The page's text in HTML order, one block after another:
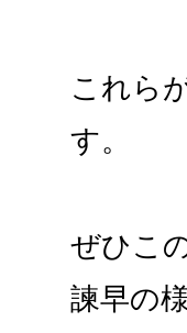
これら
す。
ぜひこ
諫早の